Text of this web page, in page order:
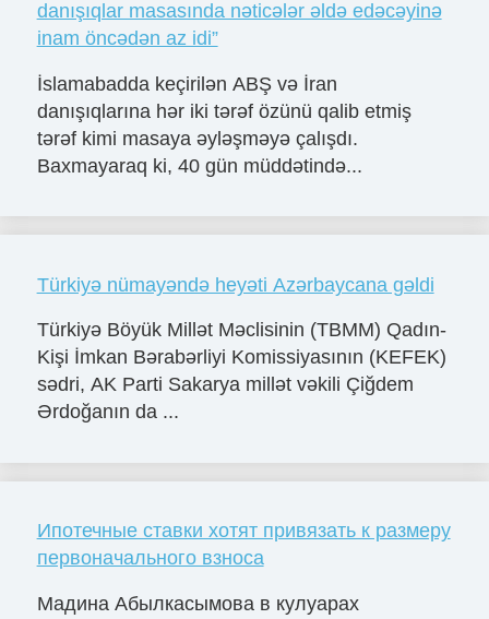
danışıqlar masasında nəticələr əldə edəcəyinə
inam öncədən az idi”
İslamabadda keçirilən ABŞ və İran
danışıqlarına hər iki tərəf özünü qalib etmiş
tərəf kimi masaya əyləşməyə çalışdı.
Baxmayaraq ki, 40 gün müddətində...
Türkiyə nümayəndə heyəti Azərbaycana gəldi
Türkiyə Böyük Millət Məclisinin (TBMM) Qadın-
Kişi İmkan Bərabərliyi Komissiyasının (KEFEK)
sədri, AK Parti Sakarya millət vəkili Çiğdem
Ərdoğanın da ...
Ипотечные ставки хотят привязать к размеру
первоначального взноса
Мадина Абылкасымова в кулуарах